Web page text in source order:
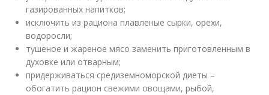
газированных напитков;
исключить из рациона плавленые сырки, орехи,
водоросли;
тушеное и жареное мясо заменить приготовленным в
духовке или отварным;
придерживаться средиземноморской диеты –
обогатить рацион свежими овощами, рыбой,